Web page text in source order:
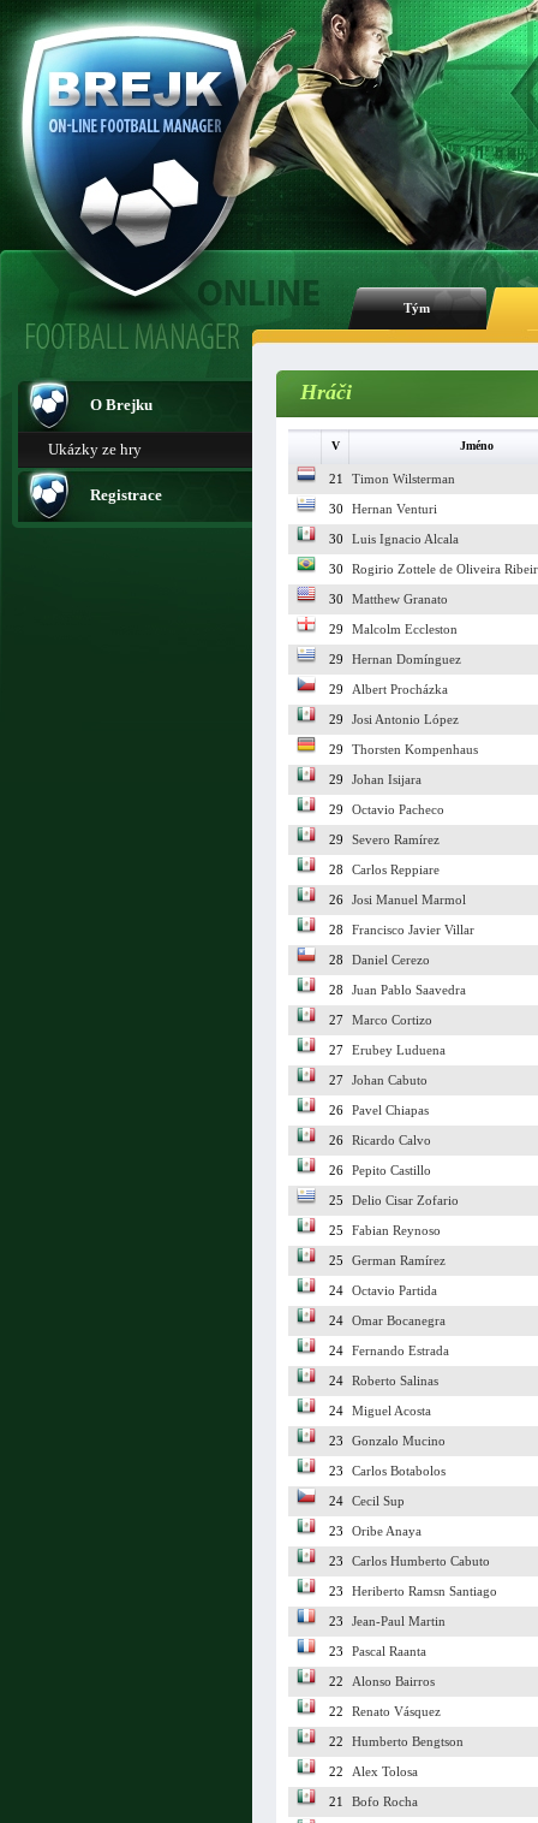
Tým
O Brejku
Ukázky ze hry
Registrace
Hráči
V Jméno
21 Timon Wilsterman
30 Hernan Venturi
30 Luis Ignacio Alcala
30 Rogirio Zottele de Oliveira
30 Matthew Granato
29 Malcolm Eccleston
29 Hernan Domínguez
29 Albert Procházka
29 Josi Antonio López
29 Thorsten Kompenhaus
29 Johan Isijara
29 Octavio Pacheco
29 Severo Ramírez
28 Carlos Reppiare
26 Josi Manuel Marmol
28 Francisco Javier Villar
28 Daniel Cerezo
28 Juan Pablo Saavedra
27 Marco Cortizo
27 Erubey Luduena
27 Johan Cabuto
26 Pavel Chiapas
26 Ricardo Calvo
26 Pepito Castillo
25 Delio Cisar Zofario
25 Fabian Reynoso
25 German Ramírez
24 Octavio Partida
24 Omar Bocanegra
24 Fernando Estrada
24 Roberto Salinas
24 Miguel Acosta
23 Gonzalo Mucino
23 Carlos Botabolos
24 Cecil Sup
23 Oribe Anaya
23 Carlos Humberto Cabuto
23 Heriberto Ramsn Santiago
23 Jean-Paul Martin
23 Pascal Raanta
22 Alonso Bairros
22 Renato Vásquez
22 Humberto Bengtson
22 Alex Tolosa
21 Bofo Rocha